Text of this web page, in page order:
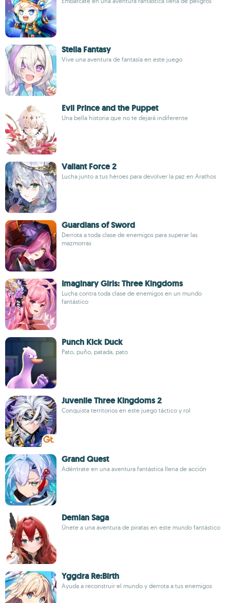
Stella Fantasy
Vive una aventura de fantasía en este juego
Evil Prince and the Puppet
Una bella historia que no te dejará indiferente
Valiant Force 2
Lucha junto a tus héroes para devolver la paz en Arathos
Guardians of Sword
Derrota a toda clase de enemigos para superar las
mazmorras
Imaginary Girls: Three Kingdoms
Lucha contra toda clase de enemigos en un mundo
fantástico
Punch Kick Duck
Pato, puño, patada, pato
Juvenile Three Kingdoms 2
Conquista territorios en este juego táctico y rol
Grand Quest
Adéntrate en una aventura fantástica llena de acción
Demian Saga
Únete a una aventura de piratas en este mundo fantástico
Yggdra Re:Birth
Ayuda a reconstruir el mundo y derrota a tus enemigos